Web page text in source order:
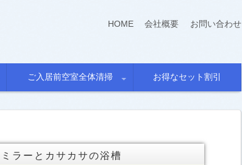
HOME 会社概要 お問い合わせ
ご入居前空室全体清掃 お得なセット割引
ラーとカサカサの浴槽